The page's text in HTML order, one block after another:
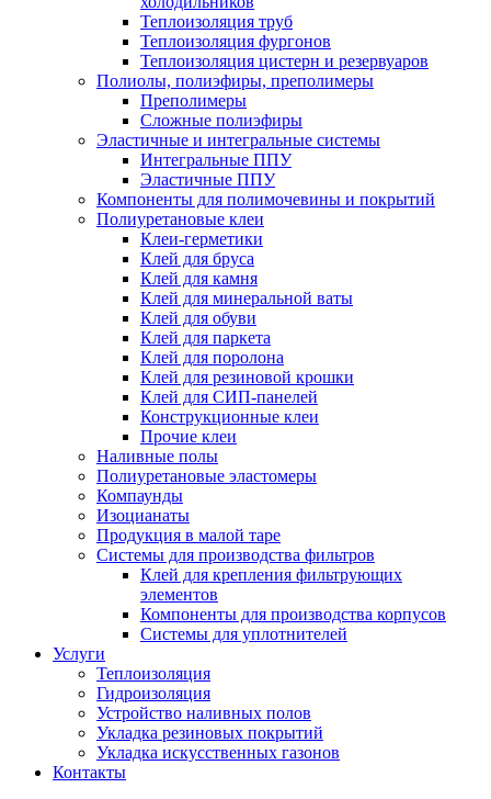
Теплоизоляция труб
Теплоизоляция фургонов
Теплоизоляция цистерн и резервуаров
Полиолы, полиэфиры, преполимеры
Преполимеры
Сложные полиэфиры
Эластичные и интегральные системы
Интегральные ППУ
Эластичные ППУ
Компоненты для полимочевины и покрытий
Полиуретановые клеи
Клеи-герметики
Клей для бруса
Клей для камня
Клей для минеральной ваты
Клей для обуви
Клей для паркета
Клей для поролона
Клей для резиновой крошки
Клей для СИП-панелей
Конструкционные клеи
Прочие клеи
Наливные полы
Полиуретановые эластомеры
Компаунды
Изоцианаты
Продукция в малой таре
Системы для производства фильтров
Клей для крепления фильтрующих
элементов
Компоненты для производства корпусов
Системы для уплотнителей
Услуги
Теплоизоляция
Гидроизоляция
Устройство наливных полов
Укладка резиновых покрытий
Укладка искусственных газонов
Контакты